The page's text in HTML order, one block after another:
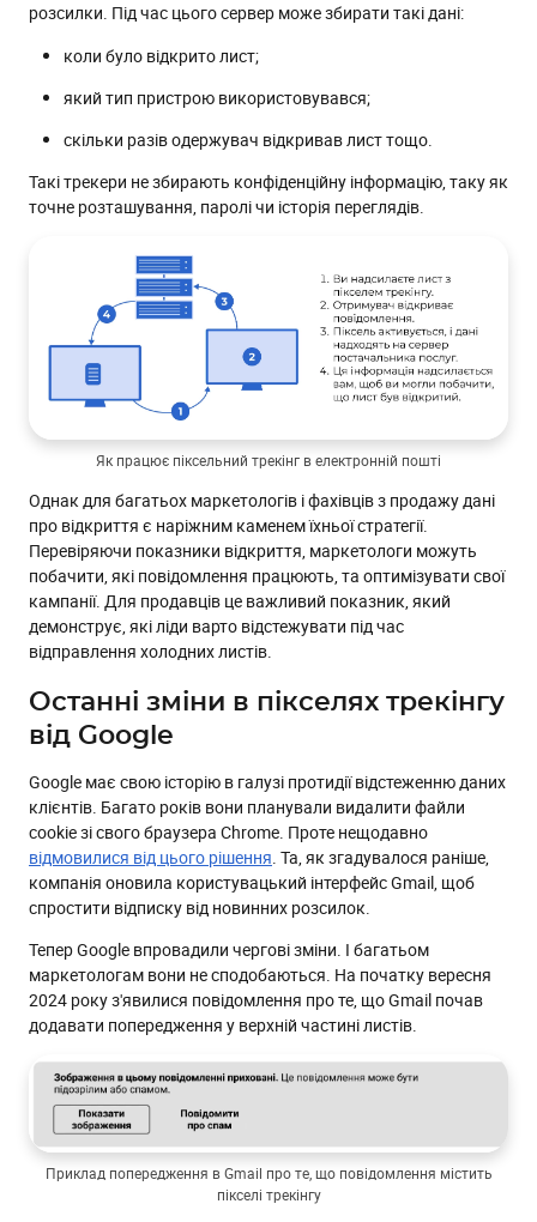
розсилки. Під час цього сервер може збирати такі дані:
коли було відкрито лист;
який тип пристрою використовувався;
скільки разів одержувач відкривав лист тощо.
Такі трекери не збирають конфіденційну інформацію, таку як
точне розташування, паролі чи історія переглядів.
Як працює піксельний трекінг в електронній пошті
Однак для багатьох маркетологів і фахівців з продажу дані
про відкриття є наріжним каменем їхньої стратегії.
Перевіряючи показники відкриття, маркетологи можуть
побачити, які повідомлення працюють, та оптимізувати свої
кампанії. Для продавців це важливий показник, який
демонструє, які ліди варто відстежувати під час
відправлення холодних листів.
Останні зміни в пікселях трекінгу
від Google
Google має свою історію в галузі протидії відстеженню даних
клієнтів. Багато років вони планували видалити файли
cookie зі свого браузера Chrome. Проте нещодавно
відмовилися від цього рішення . Та, як згадувалося раніше,
компанія оновила користувацький інтерфейс Gmail, щоб
спростити відписку від новинних розсилок.
Тепер Google впровадили чергові зміни. І багатьом
маркетологам вони не сподобаються. На початку вересня
2024 року з'явилися повідомлення про те, що Gmail почав
додавати попередження у верхній частині листів.
Приклад попередження в Gmail про те, що повідомлення містить
пікселі трекінгу